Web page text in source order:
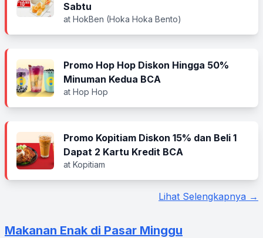
Sabtu
at HokBen (Hoka Hoka Bento)
Promo Hop Hop Diskon Hingga 50%
Minuman Kedua BCA
at Hop Hop
Promo Kopitiam Diskon 15% dan Beli 1
Dapat 2 Kartu Kredit BCA
at Kopitiam
Lihat Selengkapnya →
Makanan Enak di Pasar Minggu